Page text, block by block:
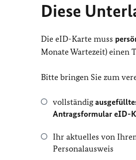
Diese
Die eID-Karte muss
Monate Wartezeit) einen
Bitte bringen Sie zum
vollständig
Antragsformular eID-
Ihr aktuelles von
Personalausweis